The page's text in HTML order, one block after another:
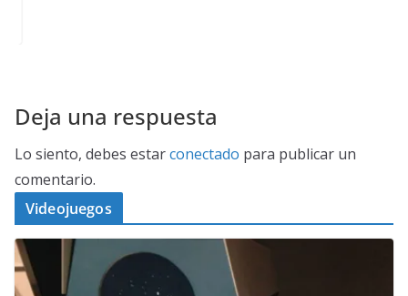
Deja una respuesta
Lo siento, debes estarconectado para publicar un
comentario.
Videojuegos